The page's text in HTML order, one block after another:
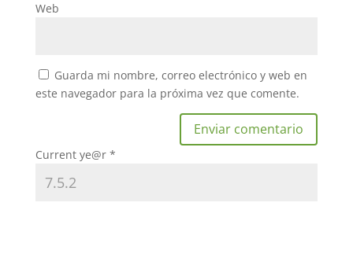
Web
Guarda mi nombre, correo electrónico y web en
este navegador para la próxima vez que comente.
Current ye@r *